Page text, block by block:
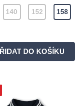
140 152 158